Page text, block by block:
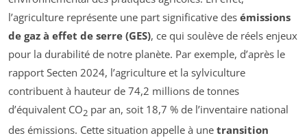
l’agriculture représente une part significative des émissions
de gaz à effet de serre (GES), ce qui soulève de réels enjeux
pour la durabilité de notre planète. Par exemple, d’après le
rapport Secten 2024, l’agriculture et la sylviculture
contribuent à hauteur de 74,2 millions de tonnes
d’équivalent CO2 par an, soit 18,7 % de l’inventaire national
des émissions. Cette situation appelle à une transition